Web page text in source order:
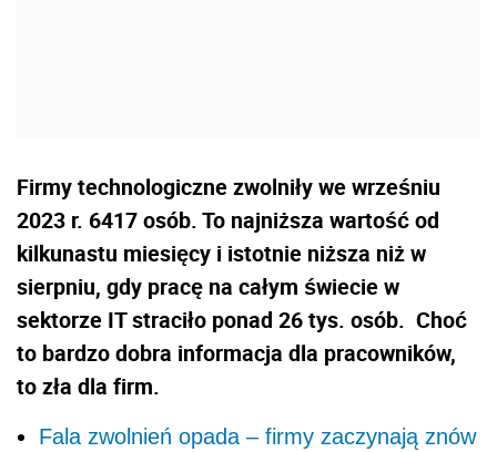
Firmy technologiczne zwolniły we wrześniu
2023 r. 6417 osób. To najniższa wartość od
kilkunastu miesięcy i istotnie niższa niż w
sierpniu, gdy pracę na całym świecie w
sektorze IT straciło ponad 26 tys. osób. Choć
to bardzo dobra informacja dla pracowników,
to zła dla firm.
Fala zwolnień opada – firmy zaczynają znów